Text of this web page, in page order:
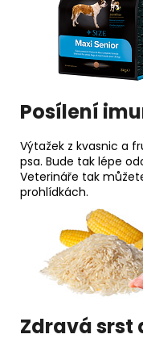
Posílení
Výtažek z kvasnic a
psa. Bude tak lépe
Veterináře tak
prohlídkách.
Zdravá srst